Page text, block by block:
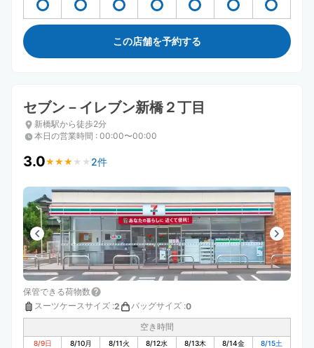
この店舗を予約する
セブン－イレブン新橋２丁目
新橋駅から徒歩2分
本日の営業時間 : 00:00〜00:00
3.0★ ★ ★ ★ ★
★ ★ ★ ★ ★ 2件
保管できる荷物数
スーツケースサイズ :2 バッグサイズ :0
空き時間
8/9日 8/10月 8/11火 8/12水 8/13木 8/14金 8/15土